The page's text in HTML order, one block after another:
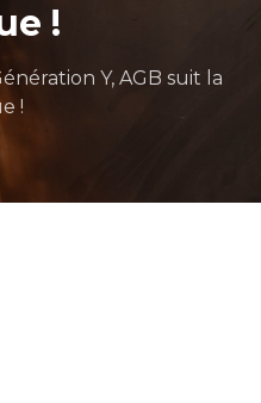
!
Y, AGB suit la
!